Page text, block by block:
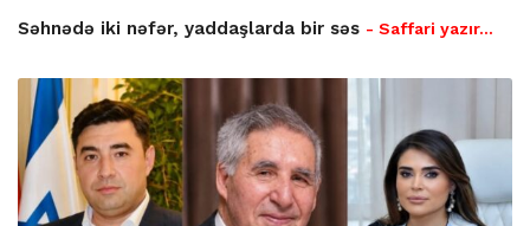
Səhnədə iki nəfər, yaddaşlarda bir səs - Saffari yazır…